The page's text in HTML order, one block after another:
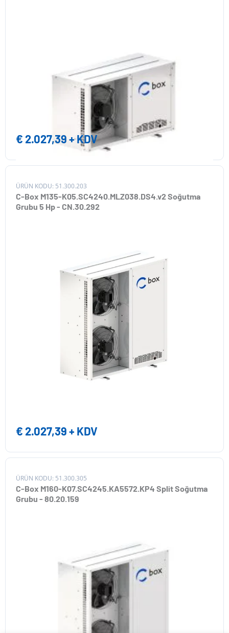
€ 2.027,39+ KDV
ÜRÜN KODU: 51.300.203
C-Box M135-K05.SC4240.MLZ038.DS4.v2 Soğutma
Grubu 5 Hp - CN.30.292
€ 2.027,39+ KDV
ÜRÜN KODU: 51.300.305
C-Box M160-K07.SC4245.KA5572.KP4 Split Soğutma
Grubu - 80.20.159